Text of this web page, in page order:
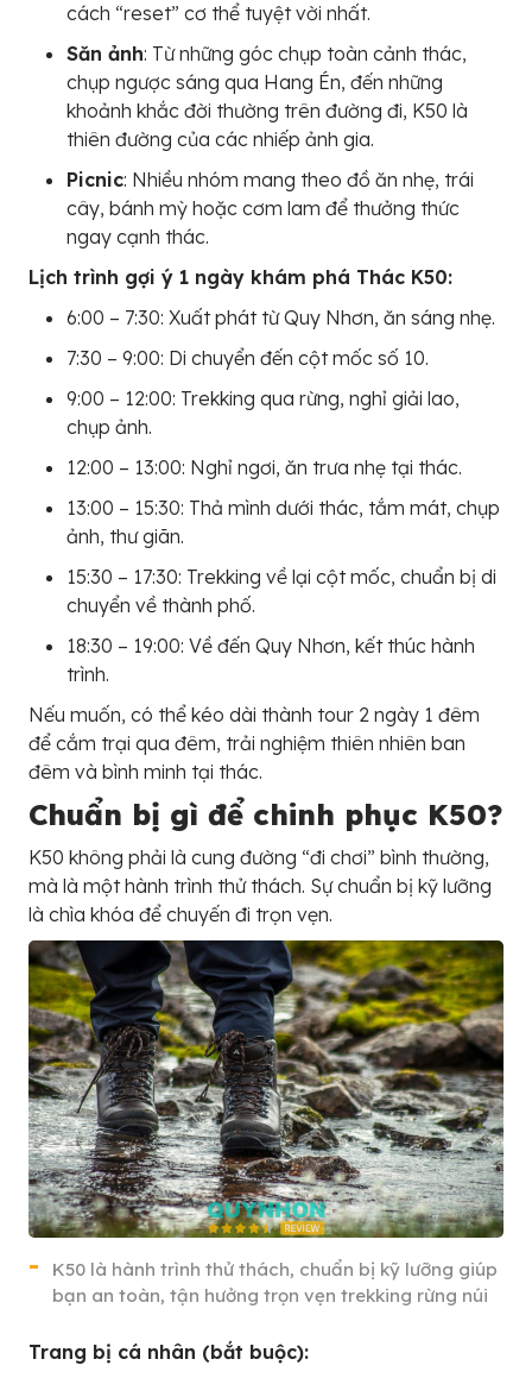
cách “reset” cơ thể tuyệt vời nhất.
Săn ảnh: Từ những góc chụp toàn cảnh thác,
chụp ngược sáng qua Hang Én, đến những
khoảnh khắc đời thường trên đường đi, K50 là
thiên đường của các nhiếp ảnh gia.
Picnic: Nhiều nhóm mang theo đồ ăn nhẹ, trái
cây, bánh mỳ hoặc cơm lam để thưởng thức
ngay cạnh thác.
Lịch trình gợi ý 1 ngày khám phá Thác K50:
6:00 – 7:30: Xuất phát từ Quy Nhơn, ăn sáng nhẹ.
7:30 – 9:00: Di chuyển đến cột mốc số 10.
9:00 – 12:00: Trekking qua rừng, nghỉ giải lao,
chụp ảnh.
12:00 – 13:00: Nghỉ ngơi, ăn trưa nhẹ tại thác.
13:00 – 15:30: Thả mình dưới thác, tắm mát, chụp
ảnh, thư giãn.
15:30 – 17:30: Trekking về lại cột mốc, chuẩn bị di
chuyển về thành phố.
18:30 – 19:00: Về đến Quy Nhơn, kết thúc hành
trình.
Nếu muốn, có thể kéo dài thành tour 2 ngày 1 đêm
để cắm trại qua đêm, trải nghiệm thiên nhiên ban
đêm và bình minh tại thác.
Chuẩn bị gì để chinh phục K50?
K50 không phải là cung đường “đi chơi” bình thường,
mà là một hành trình thử thách. Sự chuẩn bị kỹ lưỡng
là chìa khóa để chuyến đi trọn vẹn.
K50 là hành trình thử thách, chuẩn bị kỹ lưỡng giúp
bạn an toàn, tận hưởng trọn vẹn trekking rừng núi
Trang bị cá nhân (bắt buộc):